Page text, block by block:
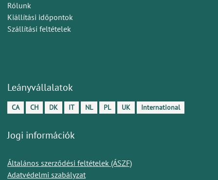
Rólunk
Kiállítási időpontok
Szállítási feltételek
Leányvállalatok
CA CH DK IT NL PL UK International
Jogi információk
Általános szerződési feltételek (ÁSZF)
Adatvédelmi szabályzat